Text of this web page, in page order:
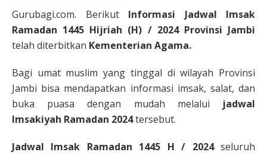
Gurubagi.com. Berikut Informasi Jadwal Imsak
Ramadan 1445 Hijriah (H) / 2024 Provinsi Jambi
telah diterbitkan Kementerian Agama.
Bagi umat muslim yang tinggal di wilayah Provinsi
Jambi bisa mendapatkan informasi imsak, salat, dan
buka puasa dengan mudah melalui jadwal
Imsakiyah Ramadan 2024tersebut.
Jadwal Imsak Ramadan 1445 H / 2024 seluruh